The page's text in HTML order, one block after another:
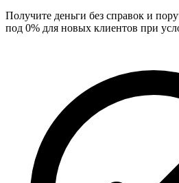
Получите деньги без справок и
под 0% для новых клиентов при